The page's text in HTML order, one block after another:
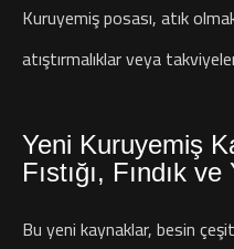
Kuruyemiş posası, atık
atıştırmalıklar veya
Yeni Kuruyemiş
Fıstığı, Fındık
Bu yeni kaynaklar, besin